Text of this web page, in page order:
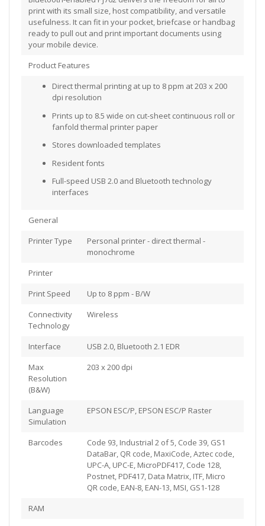
print with its small size, host compatibility, and versatile
usefulness. It can fit in your pocket, briefcase or handbag
ready to pull out and print important documents using
your mobile device.
Product Features
Direct thermal printing at up to 8 ppm at 203 x 200
dpi resolution
Prints up to 8.5 wide on cut-sheet continuous roll or
fanfold thermal printer paper
Stores downloaded templates
Resident fonts
Full-speed USB 2.0 and Bluetooth technology
interfaces
General
Printer Type
Personal printer - direct thermal -
monochrome
Printer
Print Speed
Up to 8 ppm - B/W
Connectivity
Technology
Wireless
Interface
USB 2.0, Bluetooth 2.1 EDR
Max
Resolution
(B&W)
203 x 200 dpi
Language
Simulation
EPSON ESC/P, EPSON ESC/P Raster
Barcodes
Code 93, Industrial 2 of 5, Code 39, GS1
DataBar, QR code, MaxiCode, Aztec code,
UPC-A, UPC-E, MicroPDF417, Code 128,
Postnet, PDF417, Data Matrix, ITF, Micro
QR code, EAN-8, EAN-13, MSI, GS1-128
RAM